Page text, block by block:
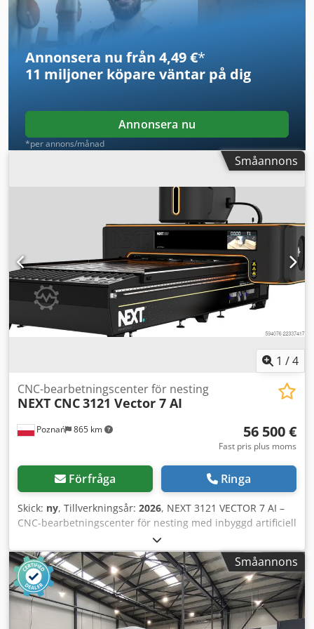
Akqsr
Annonsera nu från 4,49 €*
11 miljoner köpare väntar på dig
Annonsera nu
*per annons/månad
Småannons
1 /4
Poznań 865 km
CNC-bearbetningscenter för nesting
NEXT CNC3121 Vector 7 AI
56 500 €
Fast pris plus moms
Förfråga Ringa
Skick: ny, Tillverkningsår: 2026, NEXT 3121 VECTOR 7 AI –
CNC-bearbetningscenter för nesting med inbyggd artificiell
intelligens (NEXT.AI). Designad och tillverkad i Polen.
Robust, svetsad stålkonstruktion, värmebehandlad vid 600
grader C – hög vibrationsbeständighet och minimal
deformation ger exceptionell skärprecision.
ARBETSOMRÅDE OCH DRIFT - Arbetsområde: 2130 x 3130
mm (plåtformat upp till 2100 x 3100 mm) - Z-axelslag: 250
mm - Max. frammatning X/Y: 80 m/min;
Småannons